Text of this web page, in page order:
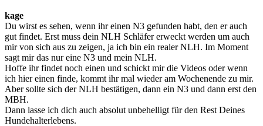
kage
Du wirst es sehen, wenn ihr einen N3 gefunden habt, den er auch
gut findet. Erst muss dein NLH Schläfer erweckt werden um auch
mir von sich aus zu zeigen, ja ich bin ein realer NLH. Im Moment
sagt mir das nur eine N3 und mein NLH.
Hoffe ihr findet noch einen und schickt mir die Videos oder wenn
ich hier einen finde, kommt ihr mal wieder am Wochenende zu mir.
Aber sollte sich der NLH bestätigen, dann ein N3 und dann erst den
MBH.
Dann lasse ich dich auch absolut unbehelligt für den Rest Deines
Hundehalterlebens.